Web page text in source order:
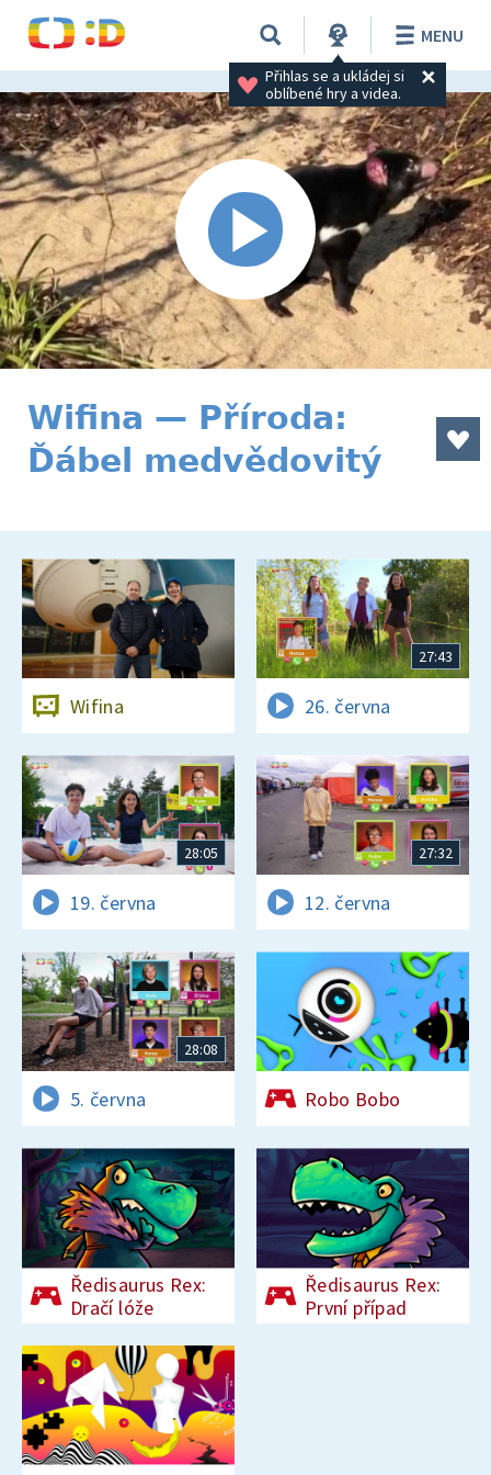
Přihlas se a ukládej si
oblíbené hry a videa.
MENU
Wifina — Příroda:
Ďábel medvědovitý
Wifina
27:43
26. června
28:05
19. června
27:32
12. června
28:08
5. června Robo Bobo
Ředisaurus Rex:
Dračí lóže
Ředisaurus Rex:
První případ